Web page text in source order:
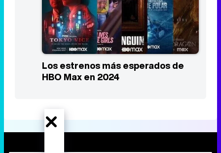
Los estrenos más esperados de
HBO Max en 2024